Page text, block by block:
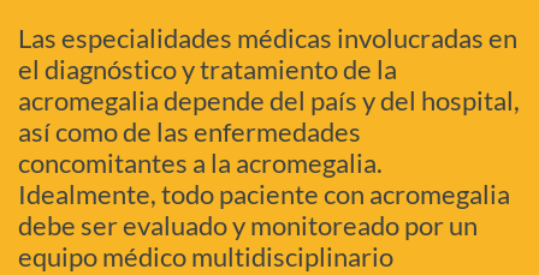
Las especialidades médicas involucradas en
el diagnóstico y tratamiento de la
acromegalia depende del país y del hospital,
así como de las enfermedades
concomitantes a la acromegalia.
Idealmente, todo paciente con acromegalia
debe ser evaluado y monitoreado por un
equipo médico multidisciplinario